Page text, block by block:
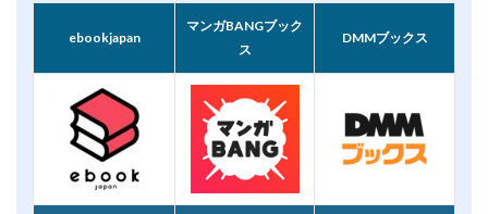
ebookjapan
マンガBANGブック
ス
DMMブックス